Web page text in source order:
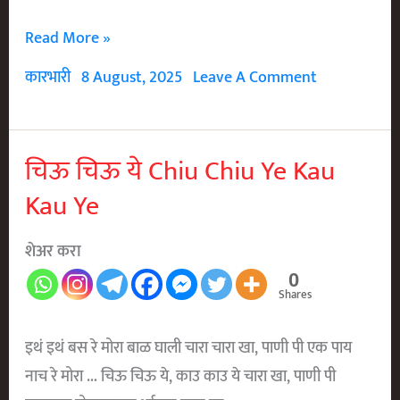
आपडी
थापडी
Thapadi
Gulachi
Read More »
कारभारी 8 August, 2025 Leave A Comment
चिऊ चिऊ ये Chiu Chiu Ye Kau
Kau Ye
शेअर करा
0
Shares
इथं इथं बस रे मोरा बाळ घाली चारा चारा खा, पाणी पी एक पाय
नाच रे मोरा … चिऊ चिऊ ये, काउ काउ ये चारा खा, पाणी पी